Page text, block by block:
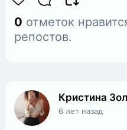
0 отметок
репостов.
Кристина
6 лет назад